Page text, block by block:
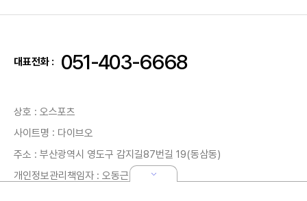
대표전화 : 051-403-6668
상호 : 오스포츠
사이트명 : 다이브오
주소 : 부산광역시 영도구 감지길87번길 19(동삼동)
개인정보관리책임자 : 오동근